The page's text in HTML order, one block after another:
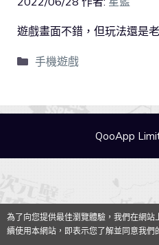
遊戲畫面不錯，但玩法還是
手機遊戲
QooApp
為了向您提供最佳瀏覽體驗，我們在網
續使用本網站，即表示您了解並同意我們